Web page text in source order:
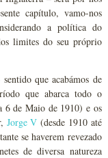
capítulo, vamo-nos
a política do
limites do seu próprio
que acabámos de
que abarca todo o
6 de Maio de 1910) e os
Jorge V (desde 1910 até
se haverem revezado
de diversa natureza